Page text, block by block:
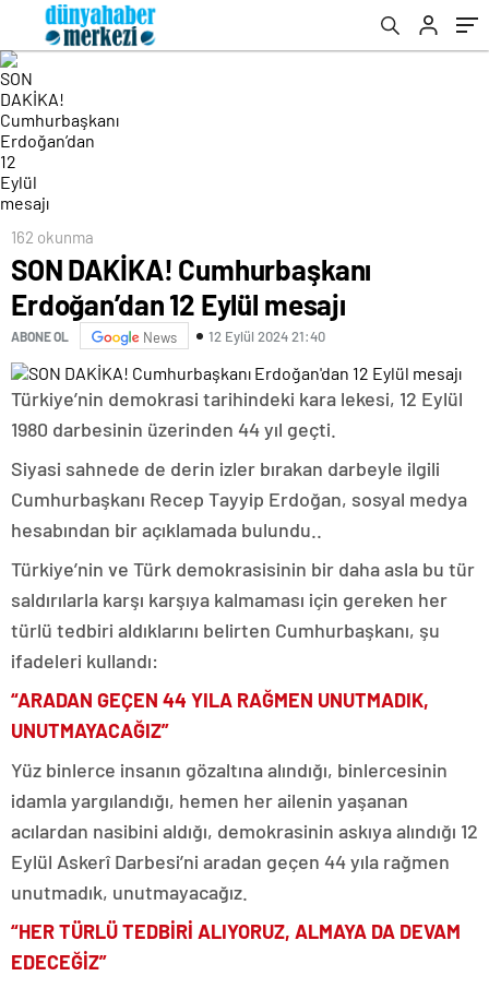
162 okunma
SON DAKİKA! Cumhurbaşkanı
Erdoğan’dan 12 Eylül mesajı
ABONE OL News 12 Eylül 2024 21:40
Türkiye’nin demokrasi tarihindeki kara lekesi, 12 Eylül
1980 darbesinin üzerinden 44 yıl geçti.
Siyasi sahnede de derin izler bırakan darbeyle ilgili
Cumhurbaşkanı Recep Tayyip Erdoğan, sosyal medya
hesabından bir açıklamada bulundu..
Türkiye’nin ve Türk demokrasisinin bir daha asla bu tür
saldırılarla karşı karşıya kalmaması için gereken her
türlü tedbiri aldıklarını belirten Cumhurbaşkanı, şu
ifadeleri kullandı:
“ARADAN GEÇEN 44 YILA RAĞMEN UNUTMADIK,
UNUTMAYACAĞIZ”
Yüz binlerce insanın gözaltına alındığı, binlercesinin
idamla yargılandığı, hemen her ailenin yaşanan
acılardan nasibini aldığı, demokrasinin askıya alındığı 12
Eylül Askerî Darbesi’ni aradan geçen 44 yıla rağmen
unutmadık, unutmayacağız.
“HER TÜRLÜ TEDBİRİ ALIYORUZ, ALMAYA DA DEVAM
EDECEĞİZ”